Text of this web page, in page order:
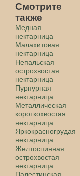
Смотрите
также
Медная
нектарница
Малахитовая
нектарница
Непальская
острохвостая
нектарница
Пурпурная
нектарница
Металлическая
короткохвостая
нектарница
Яркокрасногрудая
нектарница
Желтоспинная
острохвостая
нектарница
Палестинская